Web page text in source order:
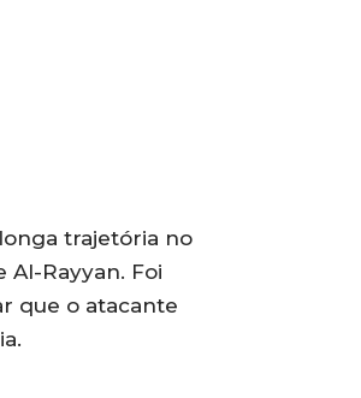
trajetória no
Rayyan. Foi
que o atacante